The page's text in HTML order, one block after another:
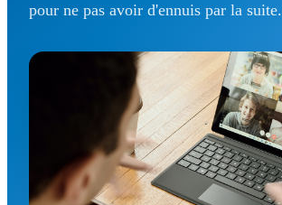
pour ne pas avoir d'ennuis par la suite.